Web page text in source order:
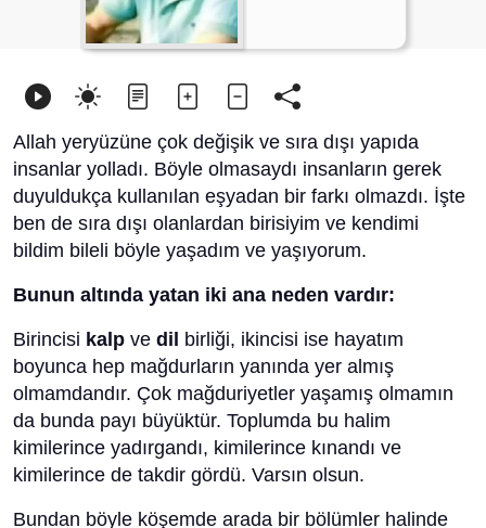
Allah yeryüzüne çok değişik ve sıra dışı yapıda
insanlar yolladı. Böyle olmasaydı insanların gerek
duyuldukça kullanılan eşyadan bir farkı olmazdı. İşte
ben de sıra dışı olanlardan birisiyim ve kendimi
bildim bileli böyle yaşadım ve yaşıyorum.
Bunun altında yatan iki ana neden vardır:
Birincisi kalp ve dil
birliği, ikincisi ise hayatım
boyunca hep mağdurların yanında yer almış
olmamdandır. Çok mağduriyetler yaşamış olmamın
da bunda payı büyüktür. Toplumda bu halim
kimilerince yadırgandı, kimilerince kınandı ve
kimilerince de takdir gördü. Varsın olsun.
Bundan böyle köşemde arada bir bölümler halinde